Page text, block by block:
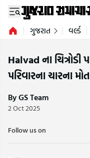
ગુજરાત વર્લ્ડ
Halvad ના
પરિવારના ચારના
By GS Team
2 Oct 2025
Follow us on